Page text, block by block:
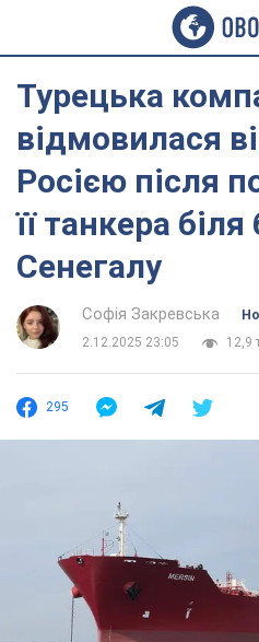
Турецька
відмовилася
Росією після
її танкера біля
Сенегалу
Софія Закревська
2.12.2025 23:05
12,9
295